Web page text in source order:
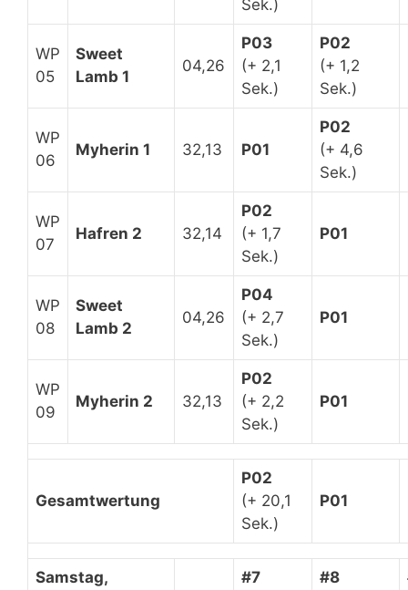
Sek.)
WP
05
Sweet
Lamb 1
04,26
P03
(+ 2,1
Sek.)
P02
(+ 1,2
Sek.)
WP
06
Myherin 1 32,13 P01
P02
(+ 4,6
Sek.)
WP
07
Hafren 2 32,14
P02
(+ 1,7
Sek.)
P01
WP
08
Sweet
Lamb 2
04,26
P04
(+ 2,7
Sek.)
P01
WP
09
Myherin 2 32,13
P02
(+ 2,2
Sek.)
P01
Gesamtwertung
P02
(+ 20,1
Sek.)
P01
Samstag,
#7
#8